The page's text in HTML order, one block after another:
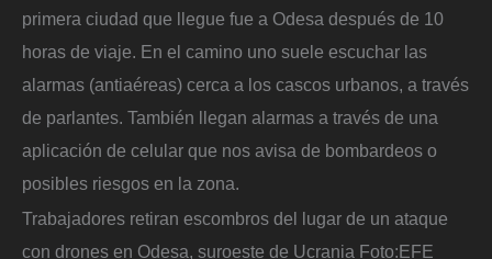
primera ciudad que llegue fue a Odesa después de 10
horas de viaje. En el camino uno suele escuchar las
alarmas (antiaéreas) cerca a los cascos urbanos, a través
de parlantes. También llegan alarmas a través de una
aplicación de celular que nos avisa de bombardeos o
posibles riesgos en la zona.
Trabajadores retiran escombros del lugar de un ataque
con drones en Odesa, suroeste de Ucrania Foto:EFE